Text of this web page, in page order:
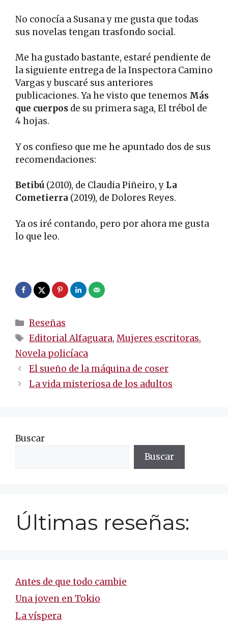
No conocía a Susana y me gusta que todas
sus novelas tengan trasfondo social.
Me ha gustado bastante, estaré pendiente de
la siguiente entrega de la Inspectora Camino
Vargas y buscaré sus anteriores
publicaciones. Ya he visto que tenemos Más
que cuerpos de su primera saga, El trébol de
4 hojas.
Y os confieso que me he apuntado dos de sus
recomendaciones:
Betibú (2010), de Claudia Piñeiro, y La
Cometierra (2019), de Dolores Reyes.
Ya os iré contando, pero por ahora me gusta
lo que leo.
Categorías
Reseñas
Etiquetas
Editorial Alfaguara,Mujeres escritoras,
Novela policíaca
Navegación
de
El sueño de la máquina de coser
La vida misteriosa de los adultos
Buscar
Buscar
Últimas reseñas:
Antes de que todo cambie
Una joven en Tokio
La víspera